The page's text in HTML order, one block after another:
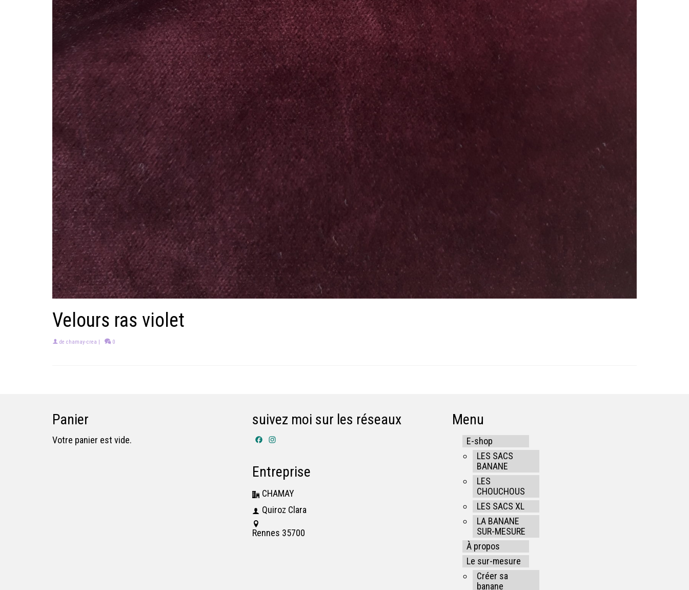
Velours ras violet
de chamay-crea | 0
Panier
Votre panier est vide.
suivez moi sur les réseaux
Facebook
Entreprise
CHAMAY
Quiroz Clara
Rennes 35700
Menu
E-shop
LES SACS
BANANE
LES
CHOUCHOUS
LES SACS XL
LA BANANE
SUR-MESURE
À propos
Le sur-mesure
Créer sa
banane